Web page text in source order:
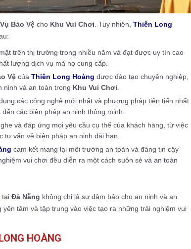
Bảo Vệ cho Khu Vui Chơi . Tuy nhiên, Thiên Long
trên thị trường trong nhiều năm và đạt được uy tín cao
lượng dịch vụ mà họ cung cấp.
Vệ của Thiên Long Hoàng được đào tạo chuyên nghiệp,
ninh và an toàn trong Khu Vui Chơi
các công nghệ mới nhất và phương pháp tiên tiến nhất
các biện pháp an ninh thông minh.
và đáp ứng mọi yêu cầu cụ thể của khách hàng, từ việc
vấn về biện pháp an ninh dài hạn.
cam kết mang lại môi trường an toàn và đáng tin cậy
vui chơi đều diễn ra một cách suôn sẻ và an toàn
tại Đà Nẵng không chỉ là sự đảm bảo cho an ninh và an
tâm và tập trung vào việc tạo ra những trải nghiệm vui
HOÀNG